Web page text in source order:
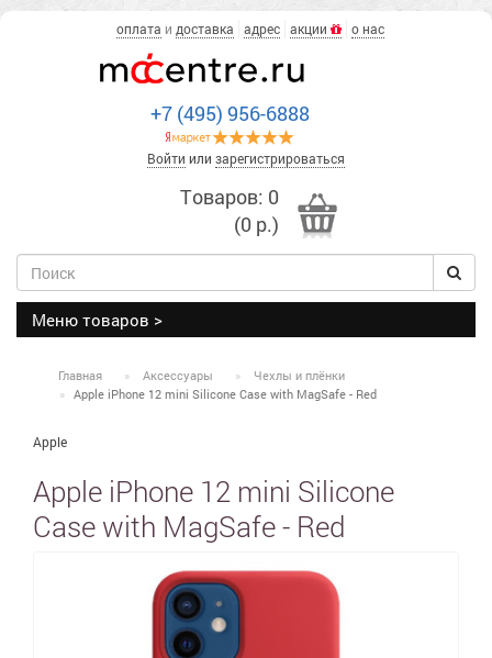
оплата и доставка адрес акции о нас
+7 (495) 956-6888
Войти или зарегистрироваться
Товаров: 0
(0 р.)
Меню товаров >
Главная Аксессуары
Чехлы и плёнки
Apple iPhone 12 mini Silicone Case with MagSafe - Red
Apple
Apple iPhone 12 mini Silicone
Case with MagSafe - Red